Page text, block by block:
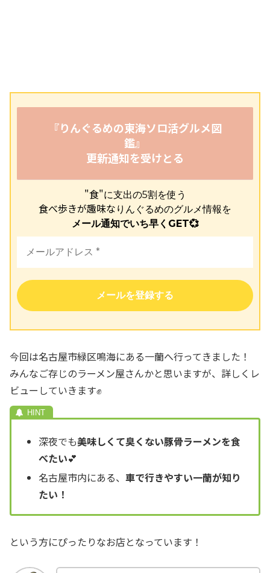
『りんぐるめの東海ソロ活グルメ図
鑑』
更新通知を受けとる
"食"に支出の5割を使う
食べ歩きが趣味な りんぐるめのグルメ情報を
メール通知でいち早くGET💞
今回は名古屋市緑区鳴海にある一蘭へ行ってきました！
みんなご存じのラーメン屋さんかと思いますが、詳しくレ
ビューしていきます✊
深夜でも美味しくて臭くない豚骨ラーメンを食
べたい💕
名古屋市内にある、車で行きやすい一蘭が知り
たい！
という方にぴったりなお店となっています！